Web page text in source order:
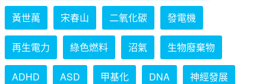
黃世萬 宋春山 二氧化碳 發電機
再生電力 綠色燃料 沼氣 生物廢棄物
ADHD ASD 甲基化 DNA 神經發展